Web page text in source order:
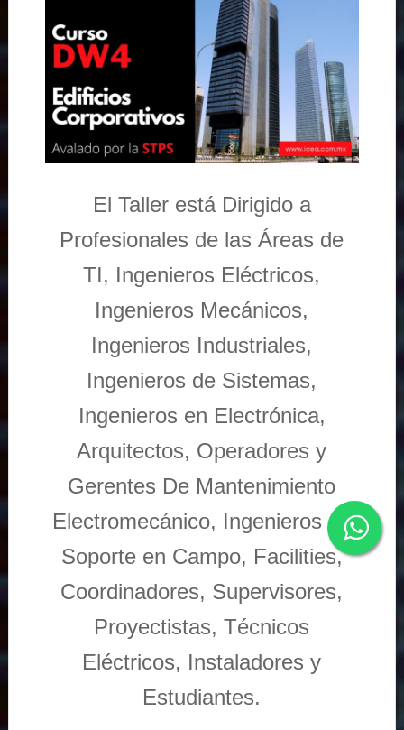
El Taller está Dirigido a
Profesionales de las Áreas de
TI, Ingenieros Eléctricos,
Ingenieros Mecánicos,
Ingenieros Industriales,
Ingenieros de Sistemas,
Ingenieros en Electrónica,
Arquitectos, Operadores y
Gerentes De Mantenimiento
Electromecánico, Ingenieros de
Soporte en Campo, Facilities,
Coordinadores, Supervisores,
Proyectistas, Técnicos
Eléctricos, Instaladores y
Estudiantes.